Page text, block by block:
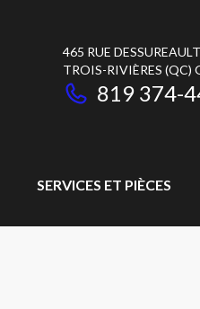
465 RUE DESSUREAULT
TROIS-RIVIÈRES (QC)
819 374-
SERVICES ET PIÈCES